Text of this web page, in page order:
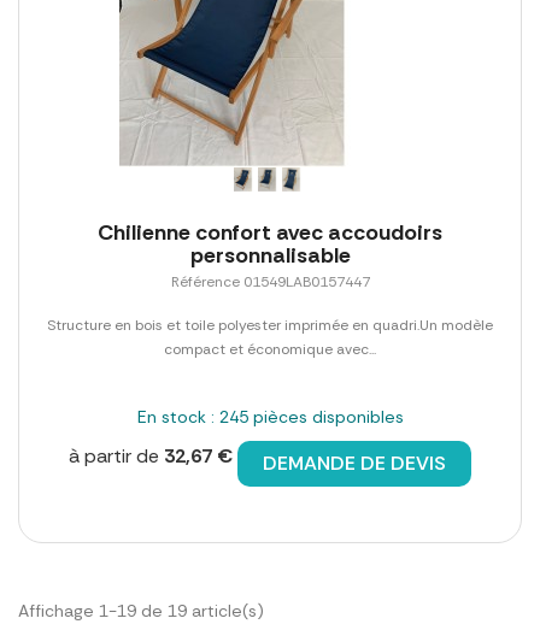
Chilienne confort avec accoudoirs
personnalisable
Référence 01549LAB0157447
Structure en bois et toile polyester imprimée en quadri.Un modèle
compact et économique avec...
En stock : 245 pièces disponibles
à partir de 32,67 € DEMANDE DE DEVIS
Affichage 1-19 de 19 article(s)